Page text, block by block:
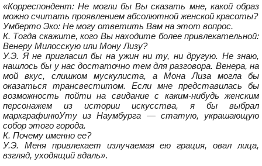
«Корреспондент: Не могли бы Вы сказать мне, какой образ
можно считать проявлением абсолютной женской красоты?
Умберто Эко: Не могу ответить Вам на этот вопрос.
К. Тогда скажите, кого Вы находите более привлекательной:
Венеру Милосскую или Мону Лизу?
У.Э. Я не пригласил бы на ужин ни ту, ни другую. Не знаю,
нашлось бы у нас достаточно тем для разговора. Венера, на
мой вкус, слишком мускулиста, а Мона Лиза могла бы
оказаться трансвеститом. Если мне представилась бы
возможность пойти на свидание с каким-нибудь женским
персонажем из истории искусства, я бы выбрал
маркграфинюУту из Наумбурга — статую, украшающую
собор этого города.
К. Почему именно ее?
У.Э. Меня привлекает излучаемая ею грация, овал лица,
взгляд, уходящий вдаль».